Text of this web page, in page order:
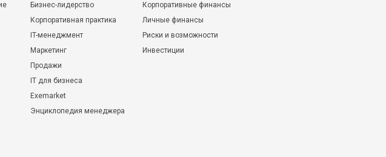
Бизнес-лидерство
Корпоративная практика
IT-менеджмент
Маркетинг
Продажи
IT для бизнеса
Exemarket
Энциклопедия менеджера
Корпоративные финансы
Личные финансы
Риски и возможности
Инвестиции